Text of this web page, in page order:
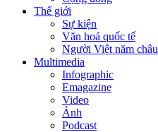
Thế giới
Sự kiện
Văn hoá quốc tế
Người Việt năm châu
Multimedia
Infographic
Emagazine
Video
Ảnh
Podcast